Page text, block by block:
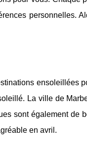
personnelles.
ensoleillées
La ville de
sont également de
en avril.